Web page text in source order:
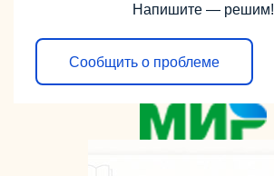
Напишите — решим!
Сообщить о проблеме